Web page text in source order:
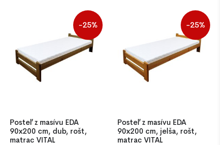
roštom a kvalitným matracom
T25. Stabilná konštrukcia a
klasický dizajn vhodný do
každej izby.
konštrukciou, latkovým
roštom a PUR matracom T25.
Povrchovo morená a lakovaná
netoxickým lakom. Vhodná
do domácností aj penziónov
– nadčasový dizajn,
jednoduchá montáž a
priaznivá cena.
-25%
Posteľ z masívu EDA
90x200 cm, dub, rošt,
matrac VITAL
-25%
Posteľ z masívu EDA
90x200 cm, jelša, rošt,
matrac VITAL